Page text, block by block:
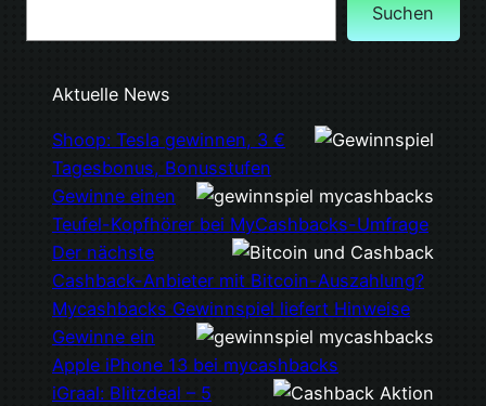
Suchen
Aktuelle News
Shoop: Tesla gewinnen, 3 €
Tagesbonus, Bonusstufen
Gewinne einen
Teufel-Kopfhörer bei MyCashbacks-Umfrage
Der nächste
Cashback-Anbieter mit Bitcoin-Auszahlung?
Mycashbacks Gewinnspiel liefert Hinweise
Gewinne ein
Apple iPhone 13 bei mycashbacks
iGraal: Blitzdeal – 5